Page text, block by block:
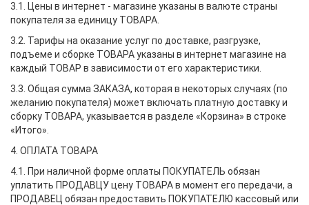
3.1. Цены в интернет - магазине указаны в валюте страны
покупателя за единицу ТОВАРА.
3.2. Тарифы на оказание услуг по доставке, разгрузке,
подъеме и сборке ТОВАРА указаны в интернет магазине на
каждый ТОВАР в зависимости от его характеристики.
3.3. Общая сумма ЗАКАЗА, которая в некоторых случаях (по
желанию покупателя) может включать платную доставку и
сборку ТОВАРА, указывается в разделе «Корзина» в строке
«Итого».
4. ОПЛАТА ТОВАРА
4.1. При наличной форме оплаты ПОКУПАТЕЛЬ обязан
уплатить ПРОДАВЦУ цену ТОВАРА в момент его передачи, а
ПРОДАВЕЦ обязан предоставить ПОКУПАТЕЛЮ кассовый или